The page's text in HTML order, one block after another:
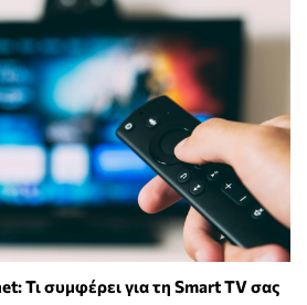
Τι συμφέρει για τη Smart TV σας